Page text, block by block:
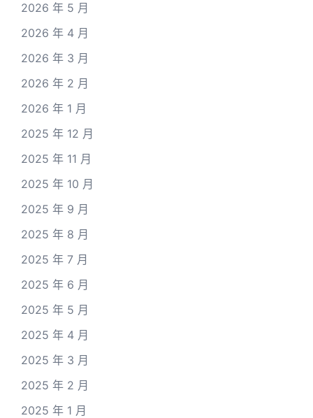
2026 年 5 月
2026 年 4 月
2026 年 3 月
2026 年 2 月
2026 年 1 月
2025 年 12 月
2025 年 11 月
2025 年 10 月
2025 年 9 月
2025 年 8 月
2025 年 7 月
2025 年 6 月
2025 年 5 月
2025 年 4 月
2025 年 3 月
2025 年 2 月
2025 年 1 月